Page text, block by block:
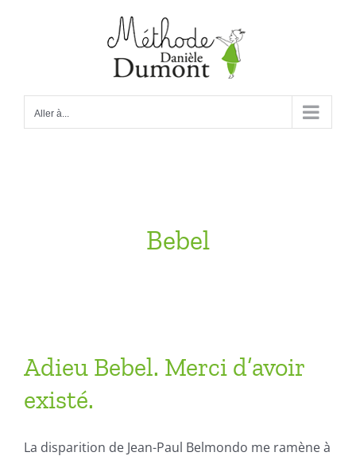
Aller à...
Bebel
Adieu Bebel. Merci d’avoir
existé.
La disparition de Jean-Paul Belmondo me ramène à